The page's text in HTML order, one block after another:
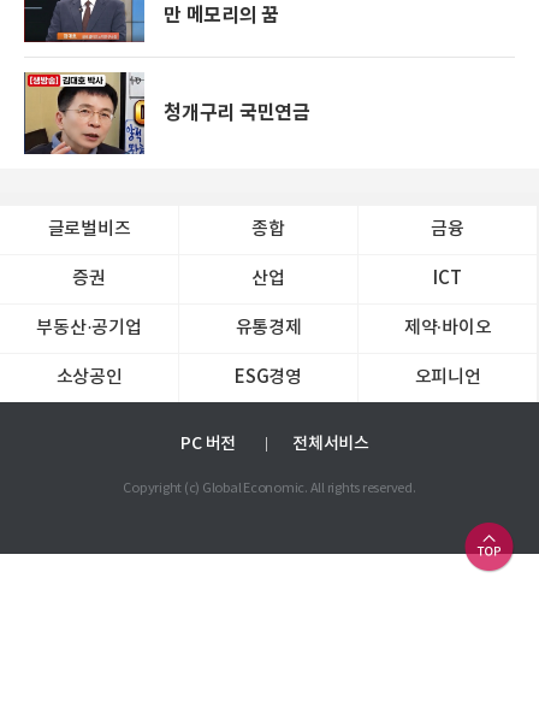
만 메모리의 꿈
청개구리 국민연금
글로벌비즈 종합 금융
증권 산업 ICT
부동산·공기업 유통경제 제약∙바이오
소상공인 ESG경영 오피니언
PC 버전 전체서비스
Copyright (c) Global Economic. All rights reserved.